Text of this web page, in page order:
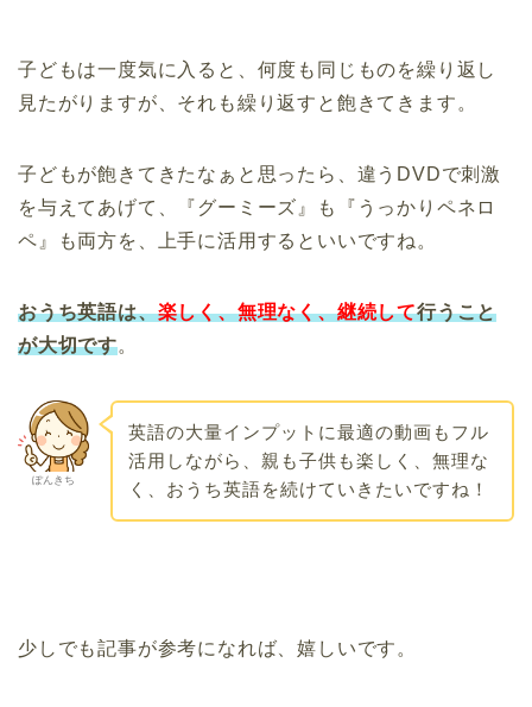
子どもは一度気に入ると、何度も同じものを繰り返し
見たがりますが、それも繰り返すと飽きてきます。
子どもが飽きてきたなぁと思ったら、違うDVDで刺激
を与えてあげて、『グーミーズ』も『うっかりペネロ
ペ』も両方を、上手に活用するといいですね。
おうち英語は、楽しく、無理なく、継続して行うこと
が大切です。
ぽんきち
英語の大量インプットに最適の動画もフル
活用しながら、親も子供も楽しく、無理な
く、おうち英語を続けていきたいですね！
少しでも記事が参考になれば、嬉しいです。